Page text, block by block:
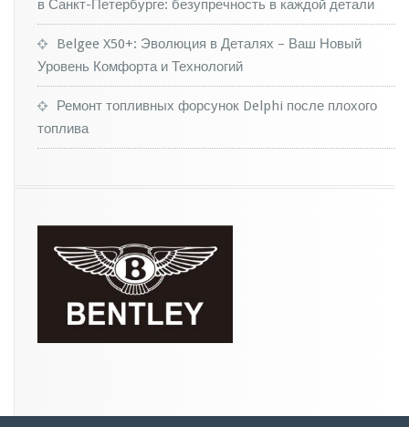
в Санкт-Петербурге: безупречность в каждой детали
Belgee X50+: Эволюция в Деталях – Ваш Новый
Уровень Комфорта и Технологий
Ремонт топливных форсунок Delphi после плохого
топлива